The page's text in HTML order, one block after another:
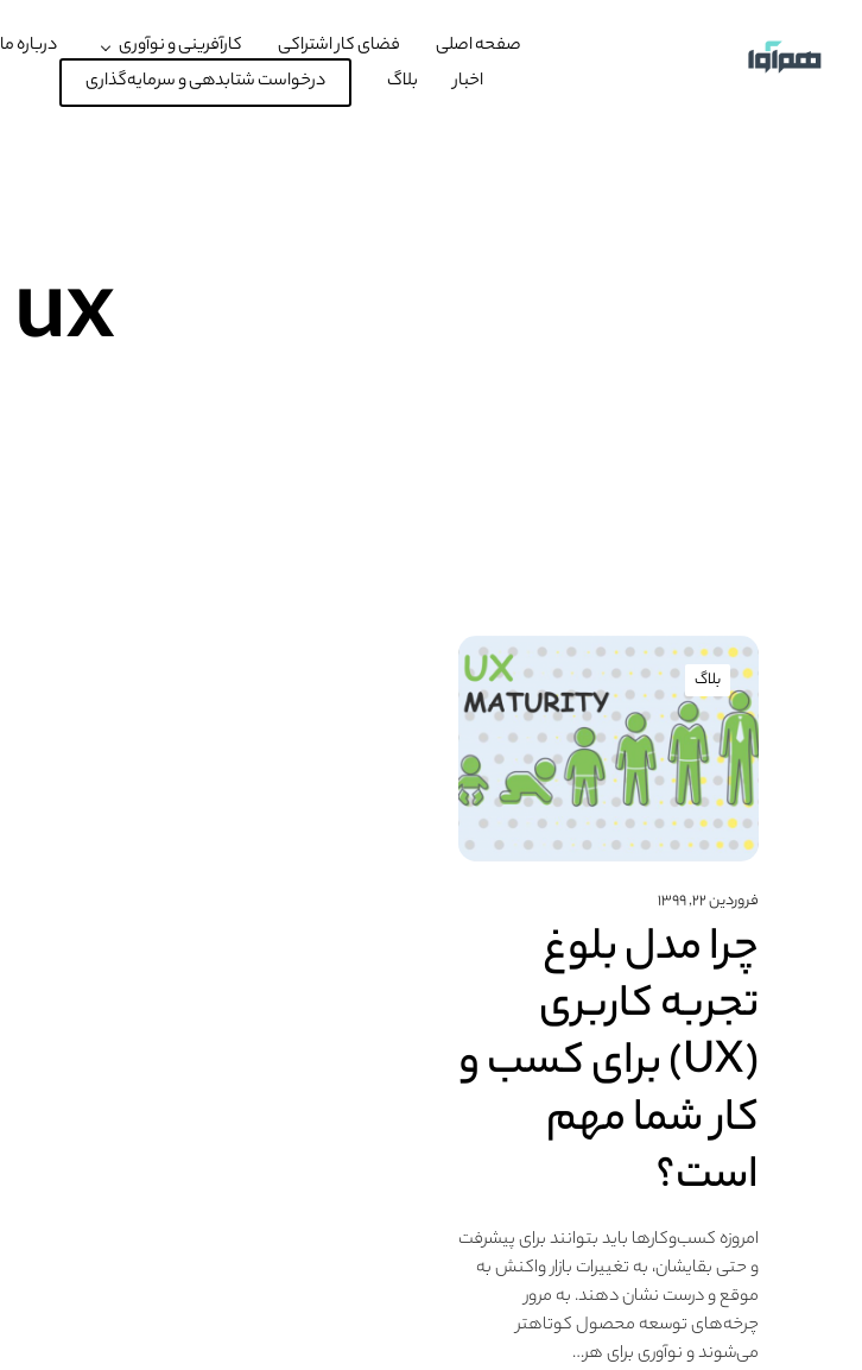
صفحه اصلی فضای کار اشتراکی کارآفرینی و نوآوری درباره ما
اخبار
بلاگ درخواست شتابدهی و سرمایه‌گذاری
ux
بلاگ
فروردین ۲۲, ۱۳۹۹
چرا مدل بلوغ
تجربه کاربری
(UX) برای کسب‌ و
کار شما مهم
است؟
امروزه کسب‌وکارها باید بتوانند برای پیشرفت
و حتی بقایشان، به تغییرات بازار واکنش به
موقع و درست نشان دهند. به‌ مرور
چرخه‌های توسعه محصول کوتاهتر
می‌شوند و نوآوری برای هر…